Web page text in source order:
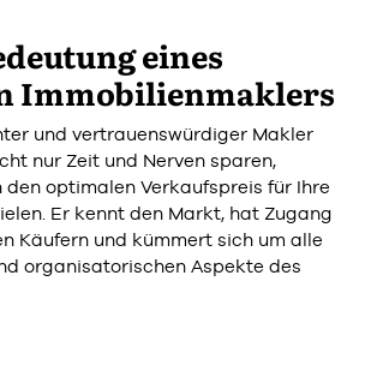
eines
Immobilienmaklers
und vertrauenswürdiger Makler
nur Zeit und Nerven sparen,
den optimalen Verkaufspreis für Ihre
Er kennt den Markt, hat Zugang
Käufern und kümmert sich um alle
organisatorischen Aspekte des